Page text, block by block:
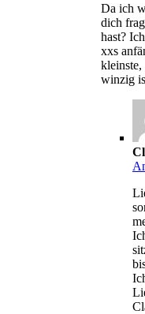
Da ich
dich
hast?
xxs
kleinste,
winzig